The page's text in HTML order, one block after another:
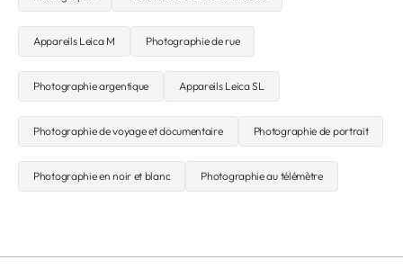
Appareils Leica M Photographie de rue
Photographie argentique Appareils Leica SL
Photographie de voyage et documentaire Photographie de portrait
Photographie en noir et blanc Photographie au télémètre